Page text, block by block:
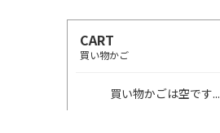
CART
買い物かご
買い物かごは空です...